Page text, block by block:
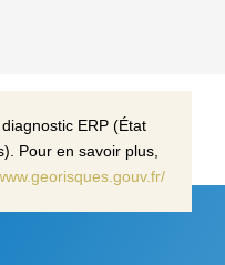
ERP (État
Pour en savoir plus,